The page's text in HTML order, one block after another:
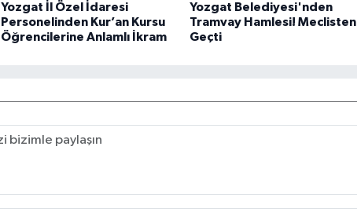
Yozgat İl Özel İdaresi
Personelinden Kur’an Kursu
Öğrencilerine Anlamlı İkram
Yozgat Belediyesi'nden
Tramvay Hamlesi! Meclisten
Geçti